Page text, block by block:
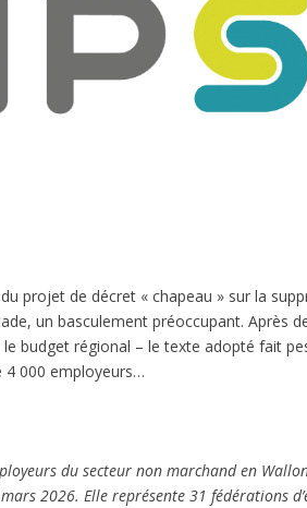
projet de décret « chapeau » sur la
un basculement préoccupant. Après
budget régional – le texte adopté fait
4 000 employeurs…
du secteur non marchand en
2026. Elle représente 31 fédérations